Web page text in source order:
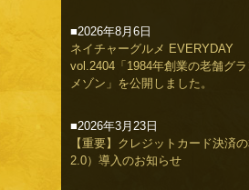
■2026年8月6日
ネイチャーグルメ EVERYDAY
vol.2404「1984年創業の老舗グラ
メゾン」を公開しました。
■2026年3月23日
【重要】クレジットカード決済
2.0）導入のお知らせ